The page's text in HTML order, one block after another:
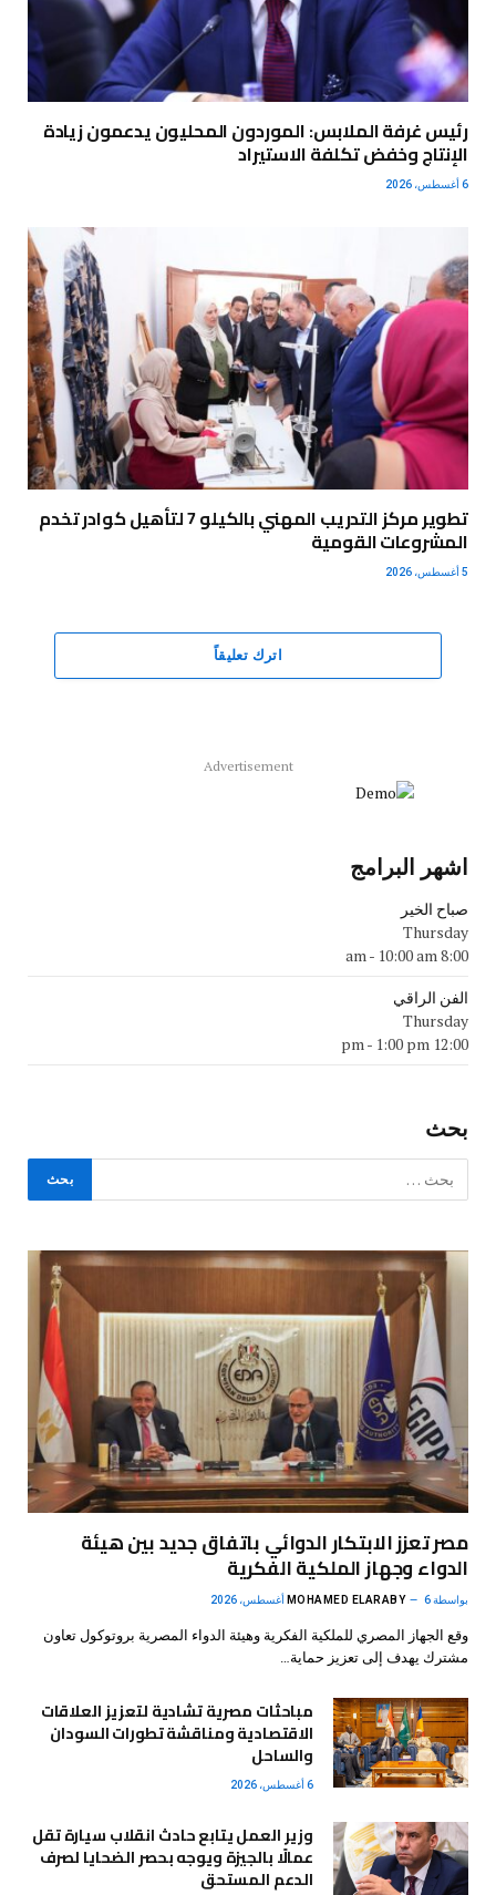
رئيس غرفة الملابس: الموردون المحليون يدعمون زيادة
الإنتاج وخفض تكلفة الاستيراد
6 أغسطس، 2026
تطوير مركز التدريب المهني بالكيلو 7 لتأهيل كوادر تخدم
المشروعات القومية
5 أغسطس، 2026
اترك تعليقاً
Advertisement
اشهر البرامج
صباح الخير
Thursday
8:00 am
- 10:00 am
الفن الراقي
Thursday
12:00 pm
- 1:00 pm
بحث
مصر تعزز الابتكار الدوائي باتفاق جديد بين هيئة
الدواء وجهاز الملكية الفكرية
بواسطة MOHAMED ELARABY 6 أغسطس، 2026
وقع الجهاز المصري للملكية الفكرية وهيئة الدواء المصرية بروتوكول تعاون
مشترك يهدف إلى تعزيز حماية…
مباحثات مصرية تشادية لتعزيز العلاقات
الاقتصادية ومناقشة تطورات السودان
والساحل
6 أغسطس، 2026
وزير العمل يتابع حادث انقلاب سيارة تقل
عمالًا بالجيزة ويوجه بحصر الضحايا لصرف
الدعم المستحق